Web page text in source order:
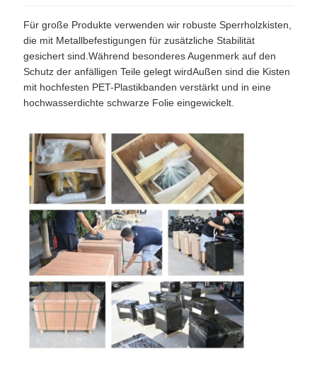
Für große Produkte verwenden wir robuste Sperrholzkisten,
die mit Metallbefestigungen für zusätzliche Stabilität
gesichert sind.Während besonderes Augenmerk auf den
Schutz der anfälligen Teile gelegt wirdAußen sind die Kisten
mit hochfesten PET-Plastikbanden verstärkt und in eine
hochwasserdichte schwarze Folie eingewickelt.